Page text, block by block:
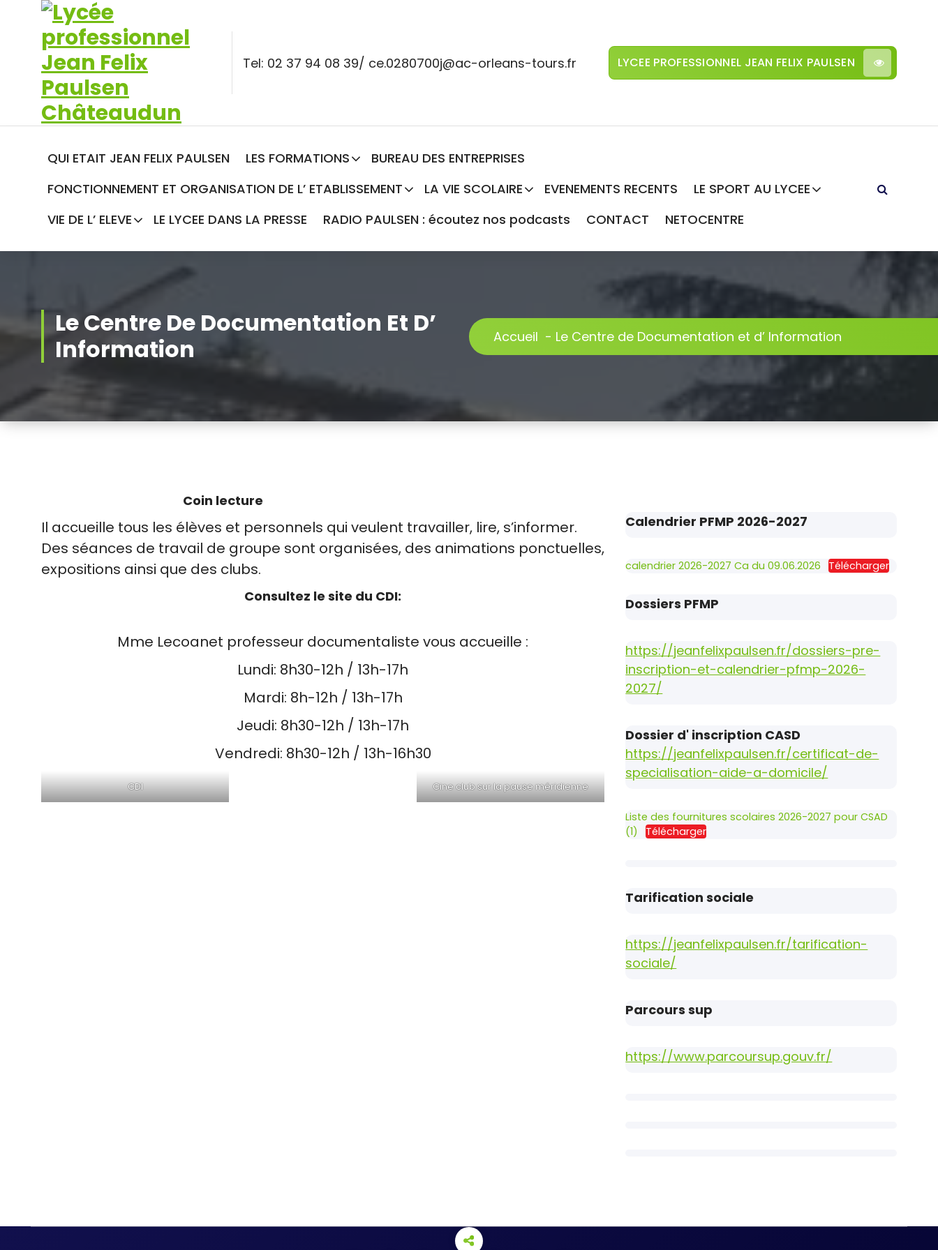
contenu
Tel: 02 37 94 08 39/ ce.0280700j@ac-orleans-tours.fr
LYCEE PROFESSIONNEL JEAN FELIX PAULSEN
QUI ETAIT JEAN FELIX PAULSEN LES FORMATIONS
BUREAU DES ENTREPRISES
FONCTIONNEMENT ET ORGANISATION DE L’ ETABLISSEMENT
LA VIE SCOLAIRE EVENEMENTS RECENTS
LE SPORT AU LYCEE
VIE DE L’ ELEVE
LE LYCEE DANS LA PRESSE RADIO PAULSEN : écoutez nos podcasts CONTACT NETOCENTRE
Le Centre De Documentation Et D’
Information
Accueil - Le Centre de Documentation et d’ Information
Coin lecture
Il accueille tous les élèves et personnels qui veulent travailler, lire, s’informer.
Des séances de travail de groupe sont organisées, des animations ponctuelles,
expositions ainsi que des clubs.
Consultez le site du CDI:
Mme Lecoanet professeur documentaliste vous accueille :
Lundi: 8h30-12h / 13h-17h
Mardi: 8h-12h / 13h-17h
Jeudi: 8h30-12h / 13h-17h
Vendredi: 8h30-12h / 13h-16h30
CDI Cine club sur la pause méridienne
Calendrier PFMP 2026-2027
calendrier 2026-2027 Ca du 09.06.2026 Télécharger
Dossiers PFMP
https://jeanfelixpaulsen.fr/dossiers-pre-
inscription-et-calendrier-pfmp-2026-
2027/
Dossier d' inscription CASD
https://jeanfelixpaulsen.fr/certificat-de-
specialisation-aide-a-domicile/
Liste des fournitures scolaires 2026-2027 pour CSAD
(1)
Télécharger
Tarification sociale
https://jeanfelixpaulsen.fr/tarification-
sociale/
Parcours sup
https://www.parcoursup.gouv.fr/